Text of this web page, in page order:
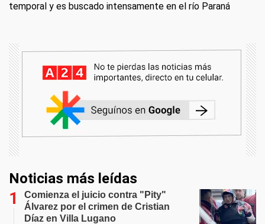
temporal y es buscado intensamente en el río Paraná
Noticias más leídas
Comienza el juicio contra "Pity"
Álvarez por el crimen de Cristian
Díaz en Villa Lugano